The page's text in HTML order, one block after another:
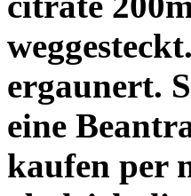
ergaunert.
eine
kaufen per